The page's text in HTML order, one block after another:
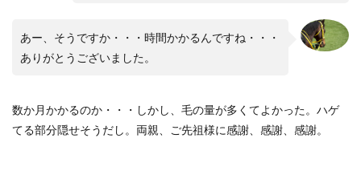
あー、そうですか・・・時間かかるんですね・・・
ありがとうございました。
数か月かかるのか・・・しかし、毛の量が多くてよかった。ハゲ
てる部分隠せそうだし。両親、ご先祖様に感謝、感謝、感謝。